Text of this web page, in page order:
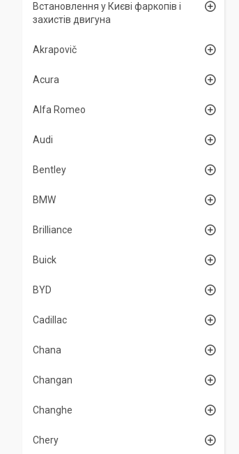
Встановлення у Києві фаркопів і
захистів двигуна
Akrapovič
Acura
Alfa Romeo
Audi
Bentley
BMW
Brilliance
Buick
BYD
Cadillac
Chana
Changan
Changhe
Chery